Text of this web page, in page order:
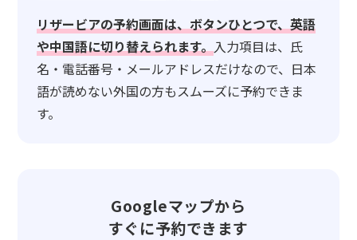
リザービアの予約画面は、ボタンひとつで、英語
や中国語に切り替えられます。入力項目は、氏
名・電話番号・メールアドレスだけなので、日本
語が読めない外国の方もスムーズに予約できま
す。
Googleマップから
すぐに予約できます